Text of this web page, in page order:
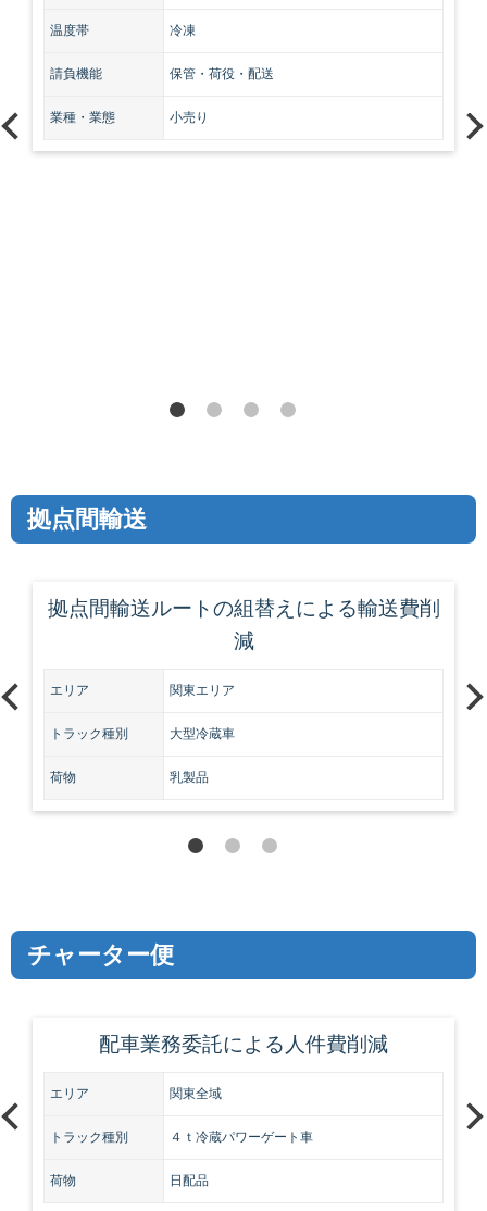
温度帯 冷凍
請負機能 保管・荷役・配送
業種・業態 小売り
拠点間輸送
拠点間輸送ルートの組替えによる輸送費削
減
エリア 関東エリア
トラック種別 大型冷蔵車
荷物 乳製品
チャーター便
配車業務委託による人件費削減
エリア 関東全域
トラック種別 ４ｔ冷蔵パワーゲート車
荷物 日配品